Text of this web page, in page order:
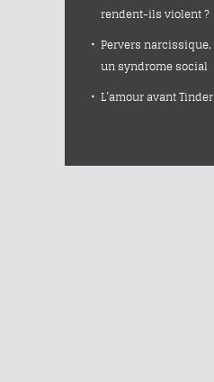
rendent-ils violent ?
Pervers narcissique,
un syndrome social
L’amour avant Tinder